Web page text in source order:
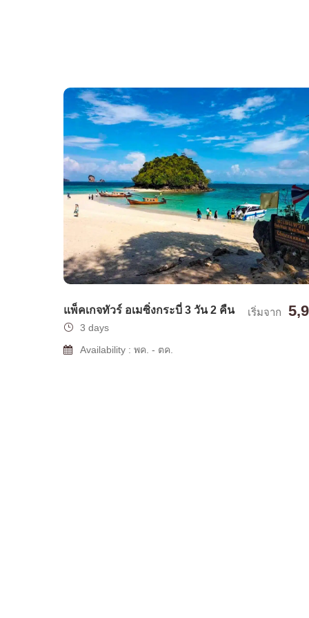
แพ็คเกจทัวร์ อเมซิ่งกระบี่ 3 วัน 2 คืน เริ่มจาก
3 days
Availability : พค. - ตค.